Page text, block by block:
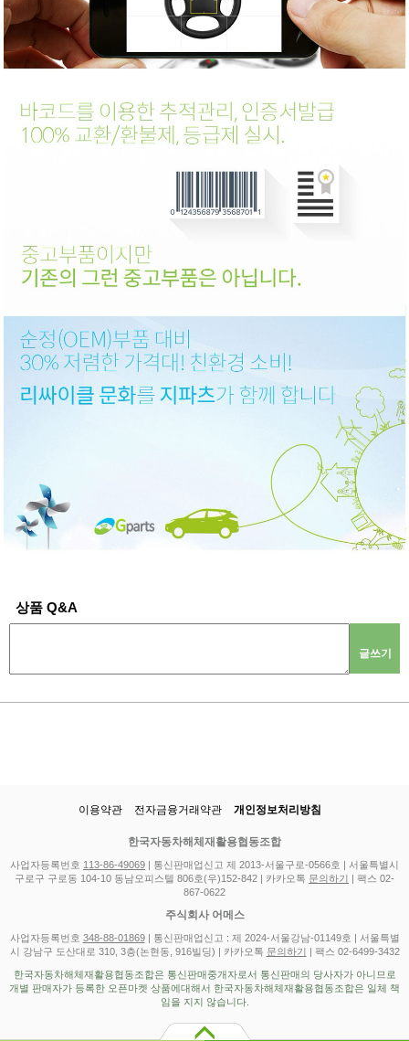
상품 Q&A
글쓰기
이용약관 전자금융거래약관 개인정보처리방침
한국자동차해체재활용협동조합
사업자등록번호 113-86-49069 | 통신판매업신고 제 2013-서울구로-0566호 | 서울특별시
구로구 구로동 104-10 동남오피스텔 806호(우)152-842 | 카카오톡 문의하기
| 팩스 02-
867-0622
주식회사 어메스
사업자등록번호 348-88-01869| 통신판매업신고 : 제 2024-서울강남-01149호 | 서울특별
시 강남구 도산대로 310, 3층(논현동, 916빌딩) | 카카오톡 문의하기 | 팩스 02-6499-3432
한국자동차해체재활용협동조합은 통신판매중개자로서 통신판매의 당사자가 아니므로
개별 판매자가 등록한 오픈마켓 상품에대해서 한국자동차해체재활용협동조합은 일체 책
임을 지지 않습니다.